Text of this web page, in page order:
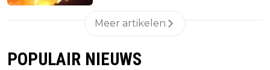
Meer artikelen
POPULAIR NIEUWS